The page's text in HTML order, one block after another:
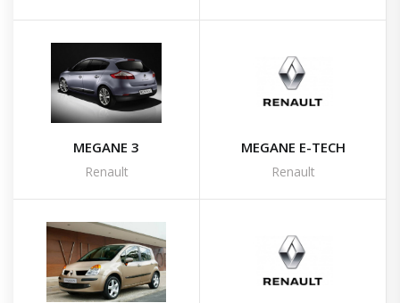
MEGANE 3
Renault
MEGANE E-TECH
Renault